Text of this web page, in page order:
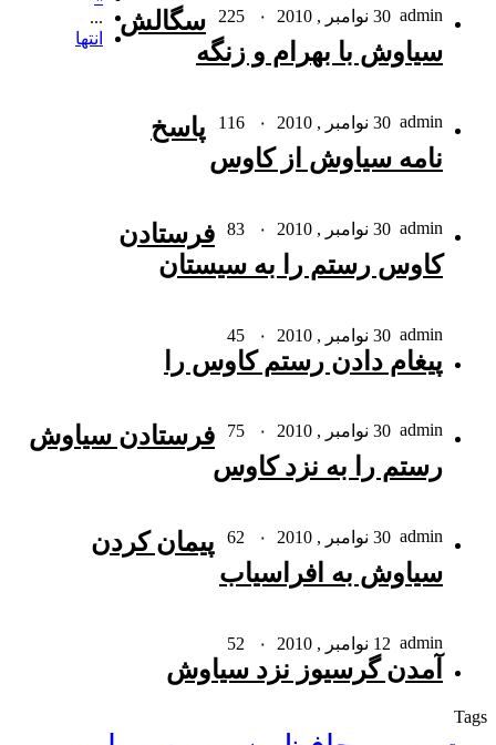
admin 30 نوامبر , 2010 ۰
سگالش
سیاوش با بهرام و زنگه‏
admin 30 نوامبر , 2010 ۰
پاسخ
نامه سیاوش از کاوس‏
admin 30 نوامبر , 2010 ۰
فرستادن
کاوس رستم را به سیستان‏
admin 30 نوامبر , 2010 ۰
پیغام دادن رستم کاوس را
admin 30 نوامبر , 2010 ۰
فرستادن سیاوش
رستم را به نزد کاوس‏
admin 30 نوامبر , 2010 ۰
پیمان کردن
سیاوش به افراسیاب‏
admin 12 نوامبر , 2010 ۰
آمدن گرسیوز نزد سیاوش‏
...
انتها
Tags